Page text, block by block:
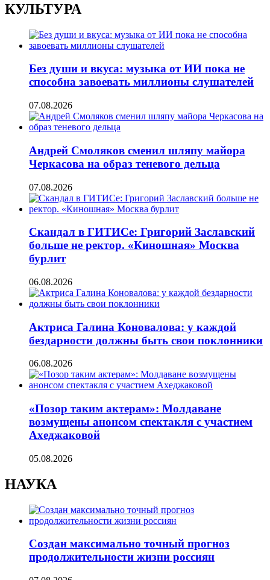
КУЛЬТУРА
Без души и вкуса: музыка от ИИ пока не
способна завоевать миллионы слушателей
07.08.2026
Андрей Смоляков сменил шляпу майора
Черкасова на образ теневого дельца
07.08.2026
Скандал в ГИТИСе: Григорий Заславский
больше не ректор. «Киношная» Москва
бурлит
06.08.2026
Актриса Галина Коновалова: у каждой
бездарности должны быть свои поклонники
06.08.2026
«Позор таким актерам»: Молдаване
возмущены анонсом спектакля с участием
Ахеджаковой
05.08.2026
НАУКА
Создан максимально точный прогноз
продолжительности жизни россиян